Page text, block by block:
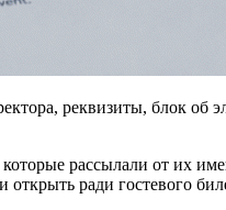
реквизиты, блок
рассылали от их
ради гостевого